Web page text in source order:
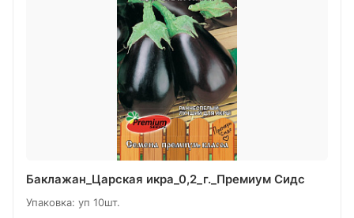
Баклажан_Царская икра_0,2_г._Премиум Сидс
Упаковка: уп 10шт.